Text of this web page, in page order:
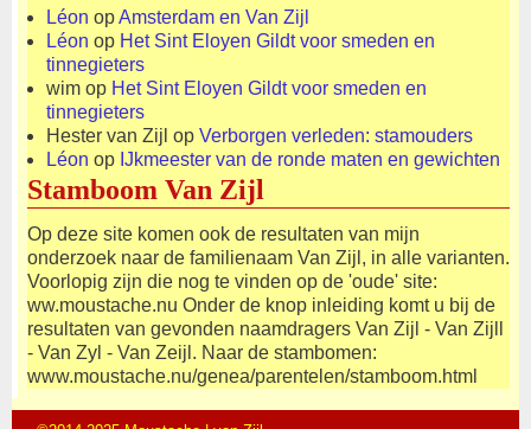
Léon opAmsterdam en Van Zijl
Léon op Het Sint Eloyen Gildt voor smeden en
tinnegieters
wim op Het Sint Eloyen Gildt voor smeden en
tinnegieters
Hester van Zijl op Verborgen verleden: stamouders
Léon op IJkmeester van de ronde maten en gewichten
Stamboom Van Zijl
Op deze site komen ook de resultaten van mijn
onderzoek naar de familienaam Van Zijl, in alle varianten.
Voorlopig zijn die nog te vinden op de 'oude' site:
ww.moustache.nu Onder de knop inleiding komt u bij de
resultaten van gevonden naamdragers Van Zijl - Van Zijll
- Van Zyl - Van Zeijl. Naar de stambomen:
www.moustache.nu/genea/parentelen/stamboom.html